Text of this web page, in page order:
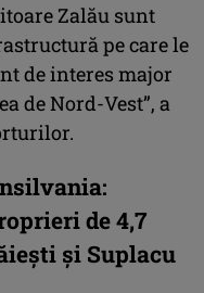
Zalău sunt
pe care le
de interes major
de Nord-Vest”, a
de 4,7
și Suplacu